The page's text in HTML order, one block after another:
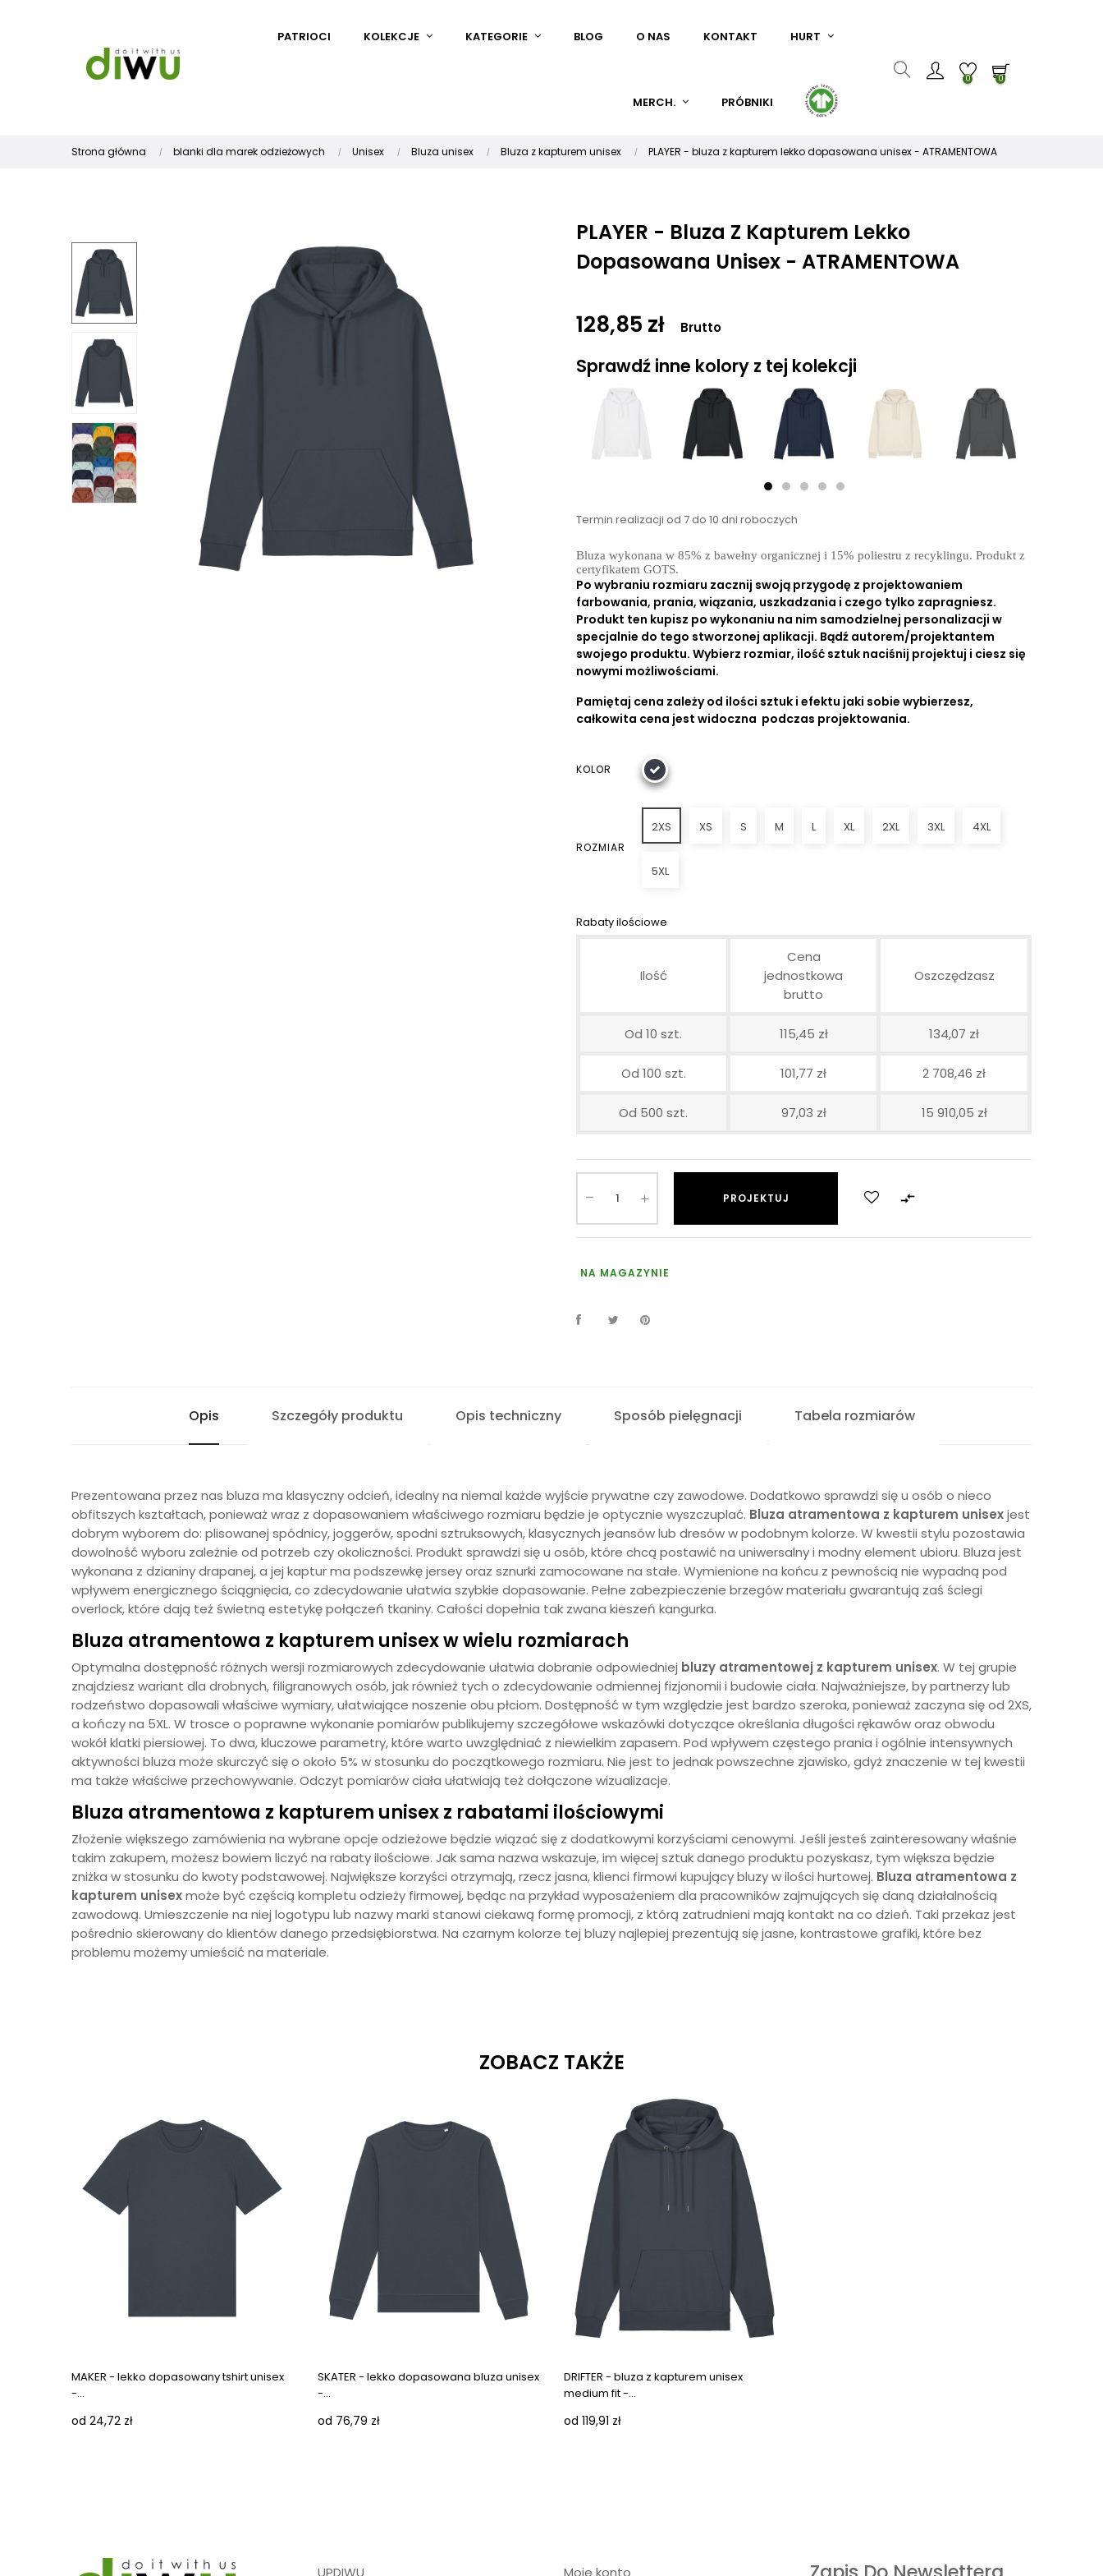
PATRIOCI KOLEKCJE KATEGORIE BLOG O NAS KONTAKT HURT
MERCH. PRÓBNIKI
0 0
Strona główna blanki dla marek odzieżowych Unisex Bluza unisex Bluza z kapturem unisex PLAYER - bluza z kapturem lekko dopasowana unisex - ATRAMENTOWA
PLAYER - Bluza Z Kapturem Lekko
Dopasowana Unisex - ATRAMENTOWA
128,85 zł Brutto
Sprawdź inne kolory z tej kolekcji
Termin realizacji od 7 do 10 dni roboczych
Bluza wykonana w 85% z bawełny organicznej i 15% poliestru z recyklingu. Produkt z
certyfikatem GOTS.
Po wybraniu rozmiaru zacznij swoją przygodę z projektowaniem
farbowania, prania, wiązania, uszkadzania i czego tylko zapragniesz.
Produkt ten kupisz po wykonaniu na nim samodzielnej personalizacji w
specjalnie do tego stworzonej aplikacji. Bądź autorem/projektantem
swojego produktu. Wybierz rozmiar, ilość sztuk naciśnij projektuj i ciesz się
nowymi możliwościami.
Pamiętaj cena zależy od ilości sztuk i efektu jaki sobie wybierzesz,
całkowita cena jest widoczna podczas projektowania.
KOLOR
ROZMIAR
2XS XS S M L XL 2XL 3XL 4XL
5XL
Rabaty ilościowe
Ilość
Cena
jednostkowa
brutto
Oszczędzasz
Od 10 szt. 115,45 zł 134,07 zł
Od 100 szt. 101,77 zł 2 708,46 zł
Od 500 szt. 97,03 zł 15 910,05 zł
PROJEKTUJ 
NA MAGAZYNIE
Opis Szczegóły produktu Opis techniczny Sposób pielęgnacji Tabela rozmiarów
Prezentowana przez nas bluza ma klasyczny odcień, idealny na niemal każde wyjście prywatne czy zawodowe. Dodatkowo sprawdzi się u osób o nieco
obfitszych kształtach, ponieważ wraz z dopasowaniem właściwego rozmiaru będzie je optycznie wyszczuplać. Bluza atramentowa z kapturem unisexjest
dobrym wyborem do: plisowanej spódnicy, joggerów, spodni sztruksowych, klasycznych jeansów lub dresów w podobnym kolorze. W kwestii stylu pozostawia
dowolność wyboru zależnie od potrzeb czy okoliczności. Produkt sprawdzi się u osób, które chcą postawić na uniwersalny i modny element ubioru. Bluza jest
wykonana z dzianiny drapanej, a jej kaptur ma podszewkę jersey oraz sznurki zamocowane na stałe. Wymienione na końcu z pewnością nie wypadną pod
wpływem energicznego ściągnięcia, co zdecydowanie ułatwia szybkie dopasowanie. Pełne zabezpieczenie brzegów materiału gwarantują zaś ściegi
overlock, które dają też świetną estetykę połączeń tkaniny. Całości dopełnia tak zwana kieszeń kangurka.
Bluza atramentowa z kapturem unisex w wielu rozmiarach
Optymalna dostępność różnych wersji rozmiarowych zdecydowanie ułatwia dobranie odpowiedniej bluzy atramentowej z kapturem unisex. W tej grupie
znajdziesz wariant dla drobnych, filigranowych osób, jak również tych o zdecydowanie odmiennej fizjonomii i budowie ciała. Najważniejsze, by partnerzy lub
rodzeństwo dopasowali właściwe wymiary, ułatwiające noszenie obu płciom. Dostępność w tym względzie jest bardzo szeroka, ponieważ zaczyna się od 2XS,
a kończy na 5XL. W trosce o poprawne wykonanie pomiarów publikujemy szczegółowe wskazówki dotyczące określania długości rękawów oraz obwodu
wokół klatki piersiowej. To dwa, kluczowe parametry, które warto uwzględniać z niewielkim zapasem. Pod wpływem częstego prania i ogólnie intensywnych
aktywności bluza może skurczyć się o około 5% w stosunku do początkowego rozmiaru. Nie jest to jednak powszechne zjawisko, gdyż znaczenie w tej kwestii
ma także właściwe przechowywanie. Odczyt pomiarów ciała ułatwiają też dołączone wizualizacje.
Bluza atramentowa z kapturem unisex z rabatami ilościowymi
Złożenie większego zamówienia na wybrane opcje odzieżowe będzie wiązać się z dodatkowymi korzyściami cenowymi. Jeśli jesteś zainteresowany właśnie
takim zakupem, możesz bowiem liczyć na rabaty ilościowe. Jak sama nazwa wskazuje, im więcej sztuk danego produktu pozyskasz, tym większa będzie
zniżka w stosunku do kwoty podstawowej. Największe korzyści otrzymają, rzecz jasna, klienci firmowi kupujący bluzy w ilości hurtowej. Bluza atramentowa z
kapturem unisexmoże być częścią kompletu odzieży firmowej, będąc na przykład wyposażeniem dla pracowników zajmujących się daną działalnością
zawodową. Umieszczenie na niej logotypu lub nazwy marki stanowi ciekawą formę promocji, z którą zatrudnieni mają kontakt na co dzień. Taki przekaz jest
pośrednio skierowany do klientów danego przedsiębiorstwa. Na czarnym kolorze tej bluzy najlepiej prezentują się jasne, kontrastowe grafiki, które bez
problemu możemy umieścić na materiale.
ZOBACZ TAKŻE
MAKER - lekko dopasowany tshirt unisex
-...
od 24,72 zł
SKATER - lekko dopasowana bluza unisex
-...
od 76,79 zł
DRIFTER - bluza z kapturem unisex
medium fit -...
od 119,91 zł
UPDIWU Moje konto